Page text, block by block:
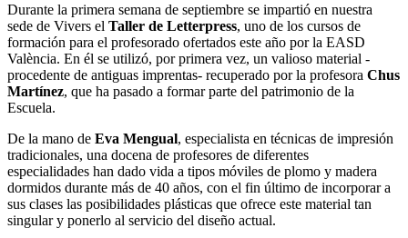
Durante la primera semana de septiembre se impartió en nuestra
sede de Vivers el Taller de Letterpress, uno de los cursos de
formación para el profesorado ofertados este año por la EASD
València. En él se utilizó, por primera vez, un valioso material -
procedente de antiguas imprentas- recuperado por la profesora Chus
Martínez, que ha pasado a formar parte del patrimonio de la
Escuela.
De la mano de Eva Mengual, especialista en técnicas de impresión
tradicionales, una docena de profesores de diferentes
especialidades han dado vida a tipos móviles de plomo y madera
dormidos durante más de 40 años, con el fin último de incorporar a
sus clases las posibilidades plásticas que ofrece este material tan
singular y ponerlo al servicio del diseño actual.